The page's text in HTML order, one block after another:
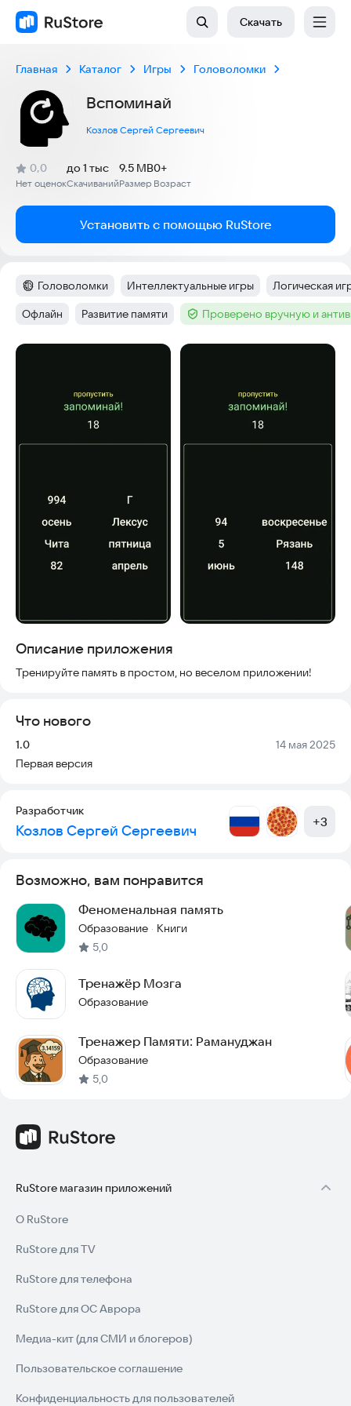
Скачать
Главная Каталог Игры Головоломки
Вспоминай
Козлов Сергей Сергеевич
Рейтинг:
0,0
(
Нет оценок
)
Скачиваний
до 1 тыс
Размер
9.5 MB
Возраст
0+
Установить с помощью RuStore
Категория:
Головоломки Тег:
Интеллектуальные игры Тег :
Логическая
Тег:
Офлайн Тег:
Развитие памяти Тег :Проверено вручную и
Скриншоты
Описание приложения
Тренируйте память в простом, но веселом приложении!
Что нового
Версия:
1.0 Дата:
14 мая 2025
Первая версия
Разработчик
Козлов Сергей Сергеевич +3
Возможно, вам понравится
Феноменальная память
Образование · Книги
5,0
Тренажёр Мозга
Образование
Тренажер Памяти: Рамануджан
Образование
5,0
RuStore магазин приложений
О RuStore
RuStore для TV
RuStore для телефона
RuStore для ОС Аврора
Медиа-кит (для СМИ и блогеров)
Пользовательское соглашение
Конфиденциальность для пользователей